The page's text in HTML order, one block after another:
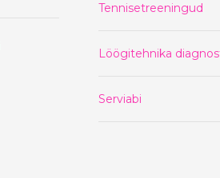
Tennisetreeningud
Löögitehnika
Serviabi